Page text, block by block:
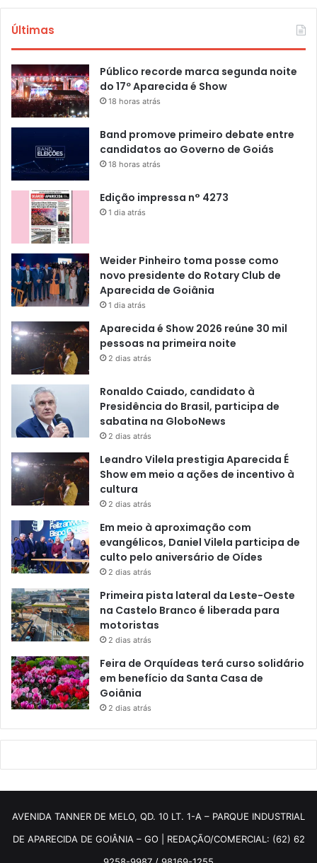
Últimas
Público recorde marca segunda noite
do 17º Aparecida é Show
18 horas atrás
Band promove primeiro debate entre
candidatos ao Governo de Goiás
18 horas atrás
Edição impressa n° 4273
1 dia atrás
Weider Pinheiro toma posse como
novo presidente do Rotary Club de
Aparecida de Goiânia
1 dia atrás
Aparecida é Show 2026 reúne 30 mil
pessoas na primeira noite
2 dias atrás
Ronaldo Caiado, candidato à
Presidência do Brasil, participa de
sabatina na GloboNews
2 dias atrás
Leandro Vilela prestigia Aparecida É
Show em meio a ações de incentivo à
cultura
2 dias atrás
Em meio à aproximação com
evangélicos, Daniel Vilela participa de
culto pelo aniversário de Oídes
2 dias atrás
Primeira pista lateral da Leste-Oeste
na Castelo Branco é liberada para
motoristas
2 dias atrás
Feira de Orquídeas terá curso solidário
em benefício da Santa Casa de
Goiânia
2 dias atrás
AVENIDA TANNER DE MELO, QD. 10 LT. 1-A – PARQUE INDUSTRIAL
DE APARECIDA DE GOIÂNIA – GO | REDAÇÃO/COMERCIAL: (62) 62